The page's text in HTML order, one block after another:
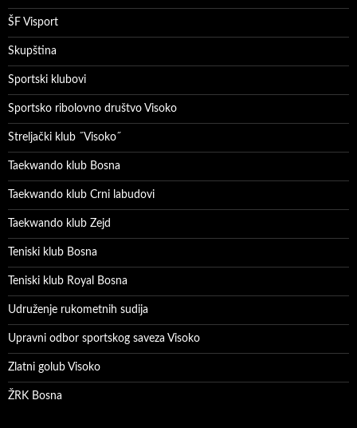
ŠF Visport
Skupština
Sportski klubovi
Sportsko ribolovno društvo Visoko
Streljački klub ˝Visoko˝
Taekwando klub Bosna
Taekwando klub Crni labudovi
Taekwando klub Zejd
Teniski klub Bosna
Teniski klub Royal Bosna
Udruženje rukometnih sudija
Upravni odbor sportskog saveza Visoko
Zlatni golub Visoko
ŽRK Bosna